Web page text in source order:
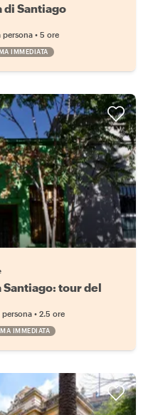
di Santiago
persona • 5 ore
IMMEDIATA
tour del
persona • 2.5 ore
IMMEDIATA